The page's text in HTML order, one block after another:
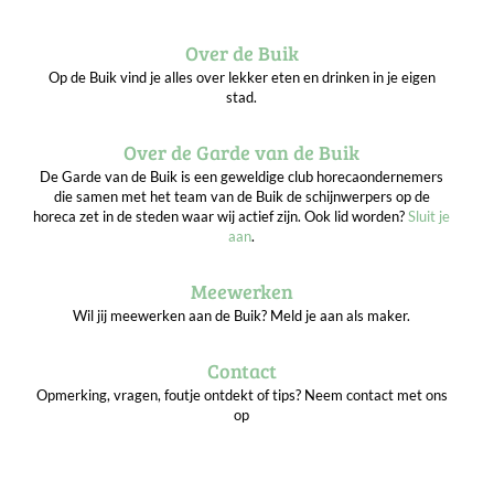
Over de Buik
Op de Buik vind je alles over lekker eten en drinken in je eigen
stad.
Over de Garde van de Buik
De Garde van de Buik is een geweldige club horecaondernemers
die samen met het team van de Buik de schijnwerpers op de
horeca zet in de steden waar wij actief zijn. Ook lid worden?Sluit je
aan.
Meewerken
Wil jij meewerken aan de Buik? Meld je aan als maker.
Contact
Opmerking, vragen, foutje ontdekt of tips? Neem contact met ons
op